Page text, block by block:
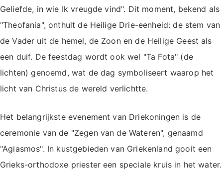
Geliefde, in wie Ik vreugde vind". Dit moment, bekend als
"Theofania", onthult de Heilige Drie-eenheid: de stem van
de Vader uit de hemel, de Zoon en de Heilige Geest als
een duif. De feestdag wordt ook wel "Ta Fota" (de
lichten) genoemd, wat de dag symboliseert waarop het
licht van Christus de wereld verlichtte.
Het belangrijkste evenement van Driekoningen is de
ceremonie van de "Zegen van de Wateren", genaamd
"Agiasmos". In kustgebieden van Griekenland gooit een
Grieks-orthodoxe priester een speciale kruis in het water.